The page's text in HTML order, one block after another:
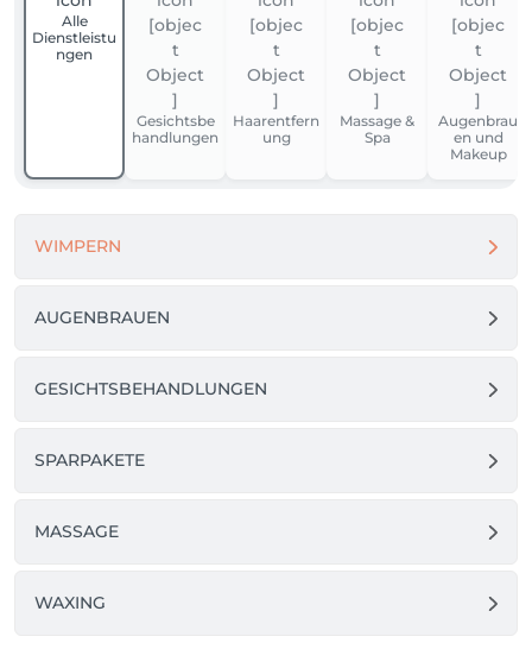
Alle
Dienstleistu
ngen
Gesichtsbe
handlungen
Haarentfern
ung
Massage &
Spa
Augenbrau
en und
Makeup
WIMPERN
AUGENBRAUEN
GESICHTSBEHANDLUNGEN
SPARPAKETE
MASSAGE
WAXING